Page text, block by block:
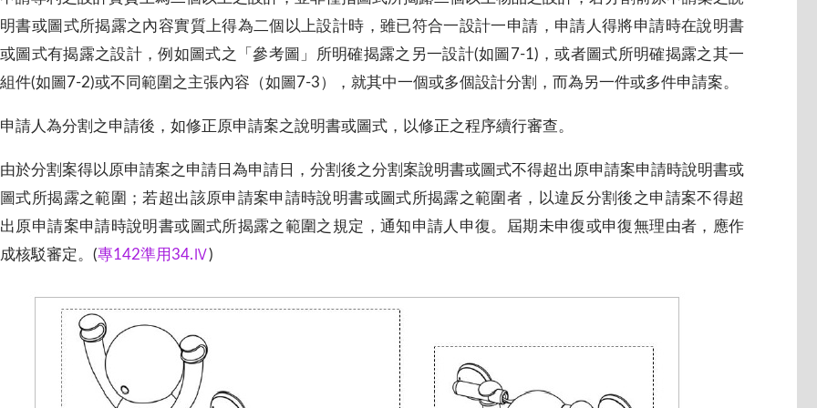
明書或圖式所揭露之內容實質上得為二個以上設計時，雖已符合一設計一申請，申請人得將申請時在說明書
或圖式有揭露之設計，例如圖式之「參考圖」所明確揭露之另一設計(如圖7-1)，或者圖式所明確揭露之其一
組件(如圖7-2)或不同範圍之主張內容（如圖7-3），就其中一個或多個設計分割，而為另一件或多件申請案。
請人為分割之申請後，如修正原申請案之說明書或圖式，以修正之程序續行審查。
於分割案得以原申請案之申請日為申請日，分割後之分割案說明書或圖式不得超出原申請案申請時說明書或
圖式所揭露之範圍；若超出該原申請案申請時說明書或圖式所揭露之範圍者，以違反分割後之申請案不得超
出原申請案申請時說明書或圖式所揭露之範圍之規定，通知申請人申復。屆期未申復或申復無理由者，應作
成核駁審定。(專142準用34.Ⅳ)